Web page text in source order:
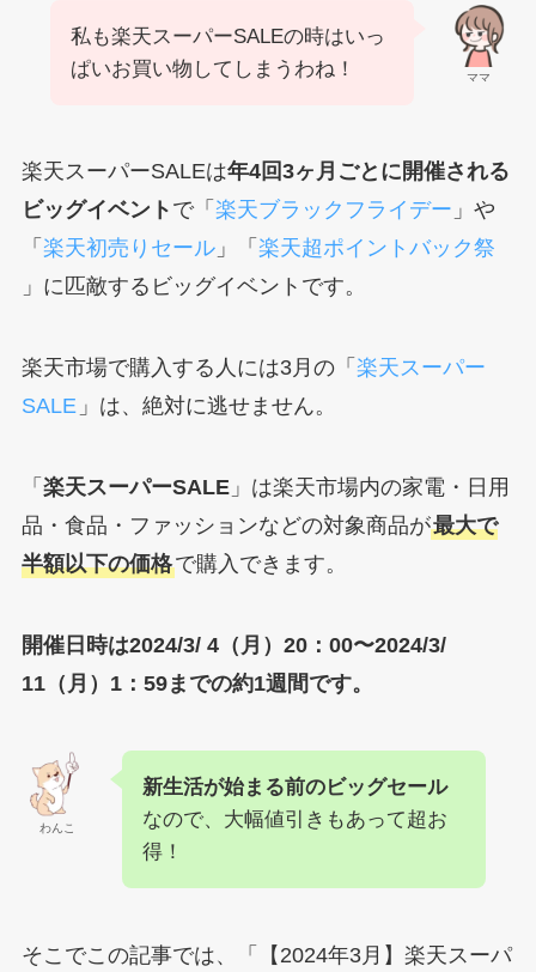
ママ
私も楽天スーパーSALEの時はいっ
ぱいお買い物してしまうわね！
楽天スーパーSALEは年4回3ヶ月ごと に開催される
ビッグイベント で「 楽天ブラックフライデー 」や
「 楽天初売りセール」「 楽天超ポイントバック祭
」に匹敵するビッグイベントです。
楽天市場で購入する人には3月の「 楽天スーパー
SALE 」は、絶対に逃せません。
「 楽天スーパーSALE」は楽天市場内の家電・日用
品・食品・ファッションなどの対象商品が最大で
半額以下の価格で購入できます。
開催日時は2024/3/ 4（月）20：00〜2024/3/
11（月）1：59までの約1週間です。
わんこ
新生活が始まる前のビッグセール
なので、大幅値引きもあって超お
得！
そこでこの記事では、「【2024年3月】楽天スーパ